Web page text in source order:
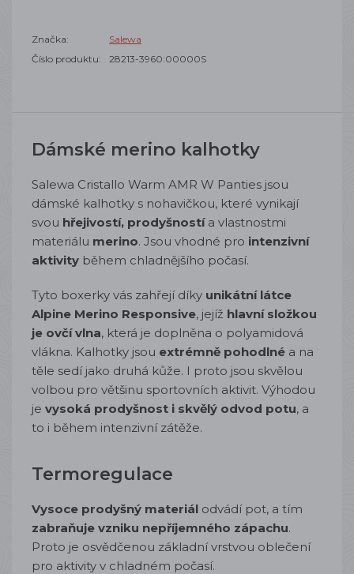
Značka:
Salewa
Číslo produktu:
28213-3960:00000S
Dámské merino kalhotky
Salewa Cristallo Warm AMR W Panties jsou
dámské kalhotky s nohavičkou, které vynikají
svou hřejivostí, prodyšnostía vlastnostmi
materiálu merino. Jsou vhodné pro intenzivní
aktivity během chladnějšího počasí.
Tyto boxerky vás zahřejí díky unikátní látce
Alpine Merino Responsive, jejíž hlavní složkou
je ovčí vlna, která je doplněna o polyamidová
vlákna. Kalhotky jsou extrémně pohodlné a na
těle sedí jako druhá kůže. I proto jsou skvělou
volbou pro většinu sportovních aktivit. Výhodou
je vysoká prodyšnost i skvělý odvod potu, a
to i během intenzivní zátěže.
Termoregulace
Vysoce prodyšný materiál odvádí pot, a tím
zabraňuje vzniku nepříjemného zápachu.
Proto je osvědčenou základní vrstvou oblečení
pro aktivity v chladném počasí.